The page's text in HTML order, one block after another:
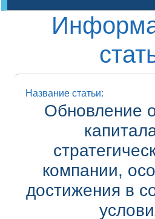
Название статьи:
Обновление
компании,
достижения в